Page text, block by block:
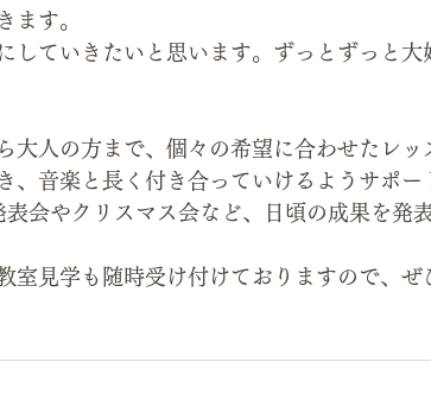
ます。
していきたいと思います。ずっとずっと大
大人の方まで、個々の希望に合わせたレッ
、音楽と長く付き合っていけるようサポー
会やクリスマス会など、日頃の成果を発
室見学も随時受け付けておりますので、ぜ